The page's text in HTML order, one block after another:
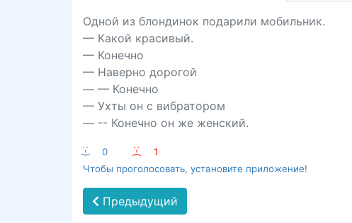
Одной из блондинок подарили мобильник.
— Какой красивый.
— Конечно
— Наверно дорогой
— — Конечно
— Ухты он с вибратором
— -- Конечно он же женский.
:-) 0 :-(
1
Чтобы проголосовать, установите приложение!
Предыдущий